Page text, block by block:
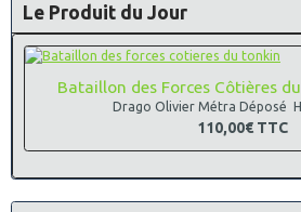
Le Produit du Jour
Bataillon des Forces Côtières
Drago Olivier Métra Déposé
110,00€ TTC